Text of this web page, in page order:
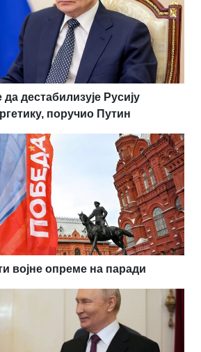
дестабилизује Русију
поручио Путин
војне опреме на паради